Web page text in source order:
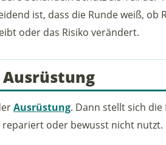
ist, dass die Runde weiß, ob
oder das Risiko verändert.
Ausrüstung. Dann stellt sich die
oder bewusst nicht nutzt.